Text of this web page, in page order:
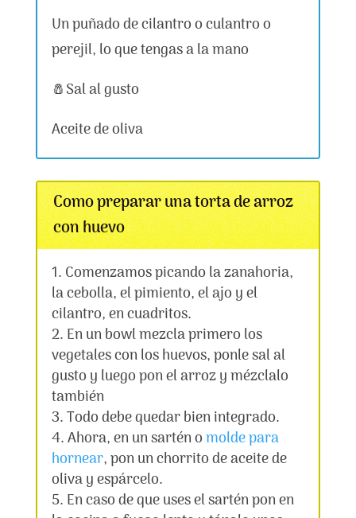
Un puñado de cilantro o culantro o
perejil, lo que tengas a la mano
🧂Sal al gusto
Aceite de oliva
Como preparar una torta de arroz
con huevo
Comenzamos picando la zanahoria,
la cebolla, el pimiento, el ajo y el
cilantro, en cuadritos.
En un bowl mezcla primero los
vegetales con los huevos, ponle sal al
gusto y luego pon el arroz y mézclalo
también
Todo debe quedar bien integrado.
Ahora, en un sartén omolde para
hornear, pon un chorrito de aceite de
oliva y espárcelo.
En caso de que uses el sartén pon en